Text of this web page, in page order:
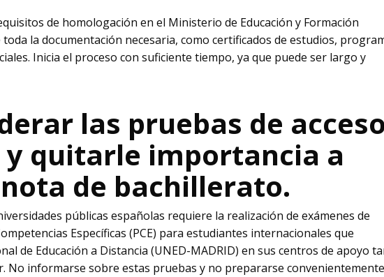
de homologación en el Ministerio de Educación y Formación
la documentación necesaria, como certificados de estudios,
Inicia el proceso con suficiente tiempo, ya que puede ser largo y
las pruebas de acceso
y quitarle importancia a
de bachillerato.
públicas españolas requiere la realización de exámenes de
Específicas (PCE) para estudiantes internacionales que
de Educación a Distancia (UNED-MADRID) en sus centros de apoyo
No informarse sobre estas pruebas y no prepararse convenientemente